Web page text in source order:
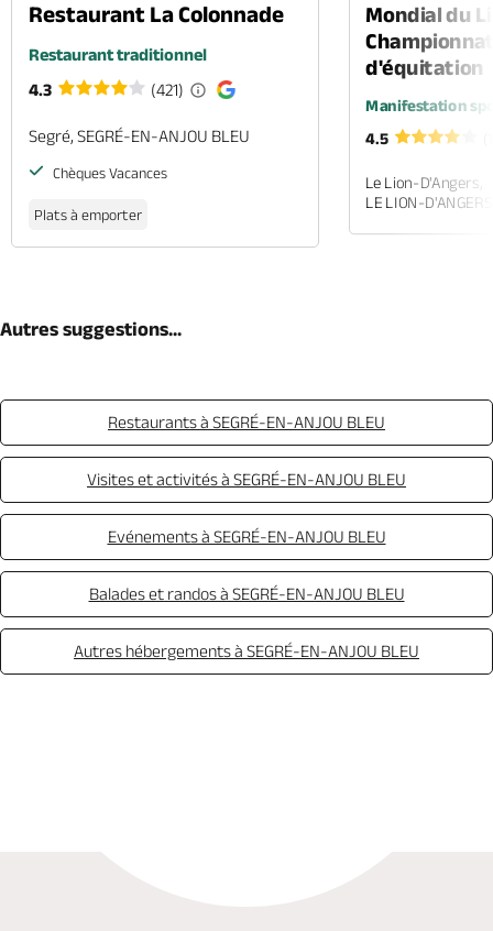
Restaurant La Colonnade
Restaurant traditionnel
4.3
(421)
Segré, SEGRÉ-EN-ANJOU BLEU
Chèques Vacances
Plats à emporter
Mondial du
d'équitation
Manifestation
4.5
Le Lion-D'Angers,
LE LION-D'ANGERS
Autres suggestions...
Restaurants à SEGRÉ-EN-ANJOU BLEU
Visites et activités à SEGRÉ-EN-ANJOU BLEU
Evénements à SEGRÉ-EN-ANJOU BLEU
Balades et randos à SEGRÉ-EN-ANJOU BLEU
Autres hébergements à SEGRÉ-EN-ANJOU BLEU